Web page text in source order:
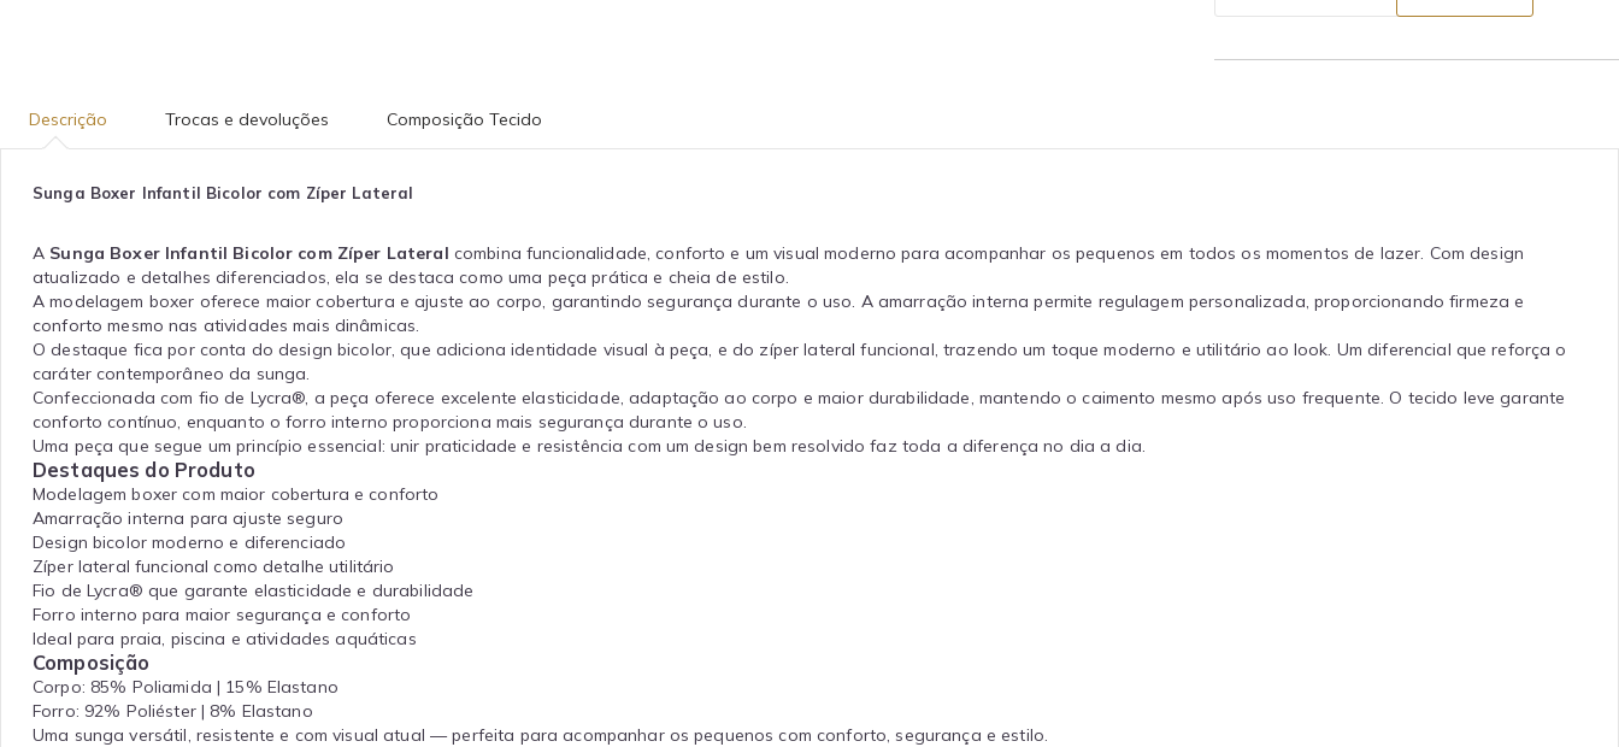
Descrição Trocas e devoluções Composição Tecido
Sunga Boxer Infantil Bicolor com Zíper Lateral
A Sunga Boxer Infantil Bicolor com Zíper Lateral combina funcionalidade, conforto e um visual moderno para acompanhar os pequenos em todos os momentos de lazer. Com design
atualizado e detalhes diferenciados, ela se destaca como uma peça prática e cheia de estilo.
A modelagem boxer oferece maior cobertura e ajuste ao corpo, garantindo segurança durante o uso. A amarração interna permite regulagem personalizada, proporcionando firmeza e
conforto mesmo nas atividades mais dinâmicas.
O destaque fica por conta do design bicolor, que adiciona identidade visual à peça, e do zíper lateral funcional, trazendo um toque moderno e utilitário ao look. Um diferencial que reforça o
caráter contemporâneo da sunga.
Confeccionada com fio de Lycra®, a peça oferece excelente elasticidade, adaptação ao corpo e maior durabilidade, mantendo o caimento mesmo após uso frequente. O tecido leve garante
conforto contínuo, enquanto o forro interno proporciona mais segurança durante o uso.
Uma peça que segue um princípio essencial: unir praticidade e resistência com um design bem resolvido faz toda a diferença no dia a dia.
Destaques do Produto
Modelagem boxer com maior cobertura e conforto
Amarração interna para ajuste seguro
Design bicolor moderno e diferenciado
Zíper lateral funcional como detalhe utilitário
Fio de Lycra® que garante elasticidade e durabilidade
Forro interno para maior segurança e conforto
Ideal para praia, piscina e atividades aquáticas
Composição
Corpo: 85% Poliamida | 15% Elastano
Forro: 92% Poliéster | 8% Elastano
Uma sunga versátil, resistente e com visual atual — perfeita para acompanhar os pequenos com conforto, segurança e estilo.